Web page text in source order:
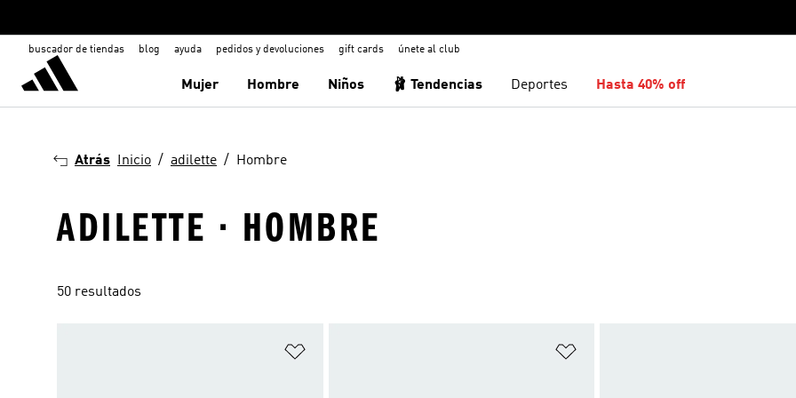
buscador de tiendas blog ayuda pedidos y devoluciones gift cards únete al club
Mujer Hombre Niños 🩰 Tendencias Deportes Hasta 40% off
Atrás Inicio adilette Hombre
ADILETTE · HOMBRE
50 resultados